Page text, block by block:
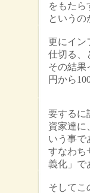
をもたら
というの
更にイン
仕切る、
その結果
円から
要するに
資家達に
いう事で
すなわち
義化」で
そしてこ